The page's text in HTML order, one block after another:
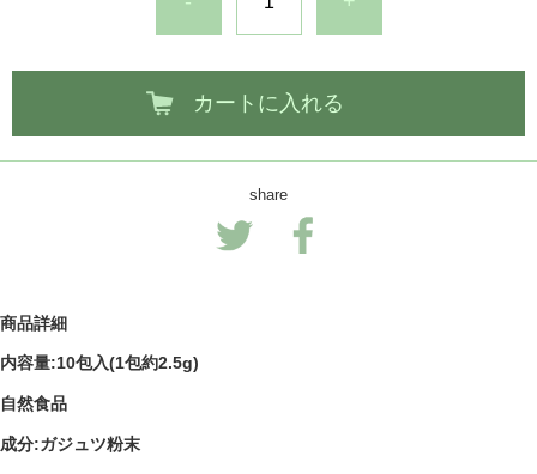
カートに入れる
share
商品詳細
内容量:10包入(1包約2.5g)
自然食品
成分:ガジュツ粉末